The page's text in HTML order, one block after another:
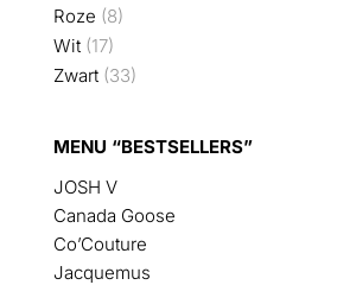
Roze (8)
Wit (17)
Zwart (33)
MENU “BESTSELLERS”
JOSH V
Canada Goose
Co’Couture
Jacquemus